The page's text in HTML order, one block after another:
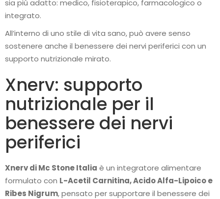
sia più adatto: medico, fisioterapico, farmacologico o
integrato.
All’interno di uno stile di vita sano, può avere senso
sostenere anche il benessere dei nervi periferici con un
supporto nutrizionale mirato.
Xnerv: supporto
nutrizionale per il
benessere dei nervi
periferici
Xnerv di Mc Stone Italia è un integratore alimentare
formulato con L-Acetil Carnitina, Acido Alfa-Lipoico e
Ribes Nigrum, pensato per supportare il benessere dei